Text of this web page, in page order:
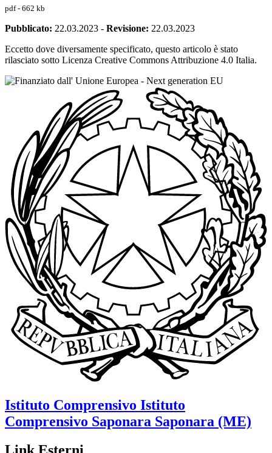
pdf - 662 kb
Pubblicato: 22.03.2023 - Revisione: 22.03.2023
Eccetto dove diversamente specificato, questo articolo è stato
rilasciato sotto Licenza Creative Commons Attribuzione 4.0 Italia.
Istituto Comprensivo Istituto
Comprensivo Saponara Saponara (ME)